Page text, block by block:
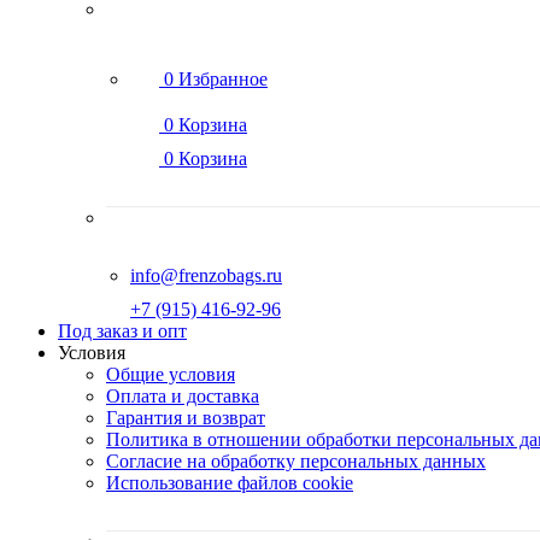
0 Избранное
0 Корзина
0 Корзина
info@frenzobags.ru
‭+7 (915) 416-92-96
Под заказ и опт
Условия
Общие условия
Оплата и доставка
Гарантия и возврат
Политика в отношении обработки персональных
Согласие на обработку персональных данных
Использование файлов cookie